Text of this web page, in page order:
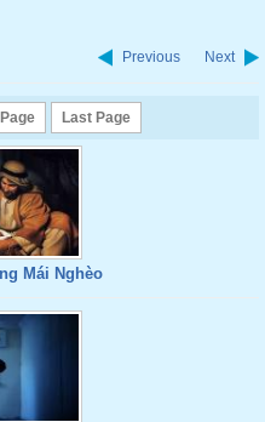
Previous Next
Last Page
Mái Nghèo